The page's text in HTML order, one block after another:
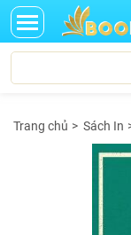
Trang chủ> Sách In